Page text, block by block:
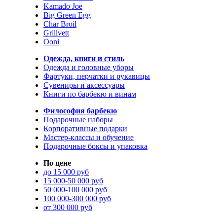
Kamado Joe
Big Green Egg
Char Broil
Grillvett
Ooni
Одежда, книги и стиль
Одежда и головные уборы
Фартуки, перчатки и рукавицы
Сувениры и аксессуары
Книги по барбекю и винам
Философия барбекю
Подарочные наборы
Корпоративные подарки
Мастер-классы и обучение
Подарочные боксы и упаковка
По цене
до 15 000 руб
15 000-50 000 руб
50 000-100 000 руб
100 000-300 000 руб
от 300 000 руб